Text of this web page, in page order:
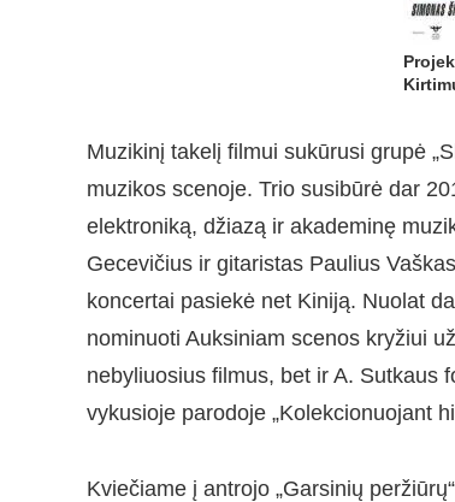
Muzikinį takelį filmui sukūrusi grupė
muzikos scenoje. Trio susibūrė dar
elektroniką, džiazą ir akademinę
Gecevičius ir gitaristas Paulius
koncertai pasiekė net Kiniją. Nuolat
nominuoti Auksiniam scenos kryžiui
nebyliuosius filmus, bet ir A. Sutkaus
vykusioje parodoje „Kolekcionuojant
Kviečiame į antrojo „Garsinių